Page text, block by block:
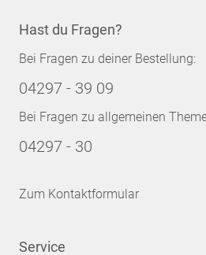
Hast du Fragen?
Bei Fragen zu deiner Bestellung:
04297 - 39 09
Bei Fragen zu allgemeinen
04297 - 30
Zum Kontaktformular
Service